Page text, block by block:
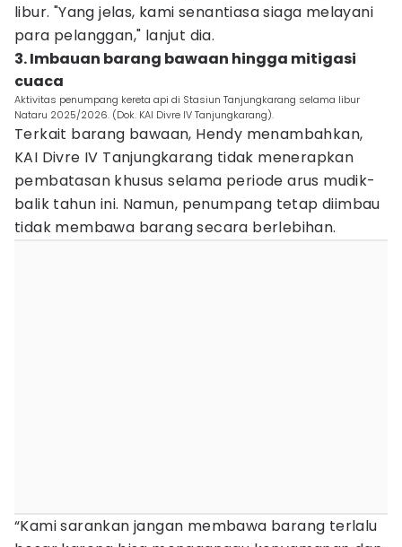
libur. "Yang jelas, kami senantiasa siaga melayani
para pelanggan," lanjut dia.
3. Imbauan barang bawaan hingga mitigasi
cuaca
Aktivitas penumpang kereta api di Stasiun Tanjungkarang selama libur
Nataru 2025/2026. (Dok. KAI Divre IV Tanjungkarang).
Terkait barang bawaan, Hendy menambahkan,
KAI Divre IV Tanjungkarang tidak menerapkan
pembatasan khusus selama periode arus mudik-
balik tahun ini. Namun, penumpang tetap diimbau
tidak membawa barang secara berlebihan.
“Kami sarankan jangan membawa barang terlalu